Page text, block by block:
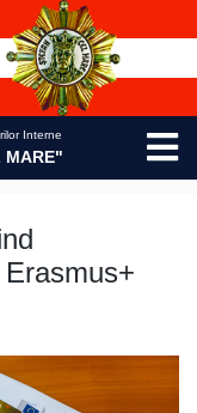
Interne
MARE"